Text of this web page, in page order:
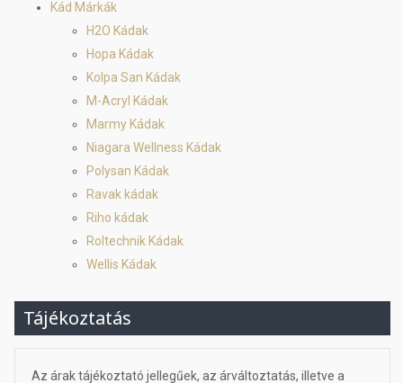
Kád Márkák
H2O Kádak
Hopa Kádak
Kolpa San Kádak
M-Acryl Kádak
Marmy Kádak
Niagara Wellness Kádak
Polysan Kádak
Ravak kádak
Riho kádak
Roltechnik Kádak
Wellis Kádak
Tájékoztatás
Az árak tájékoztató jellegűek, az árváltoztatás, illetve a